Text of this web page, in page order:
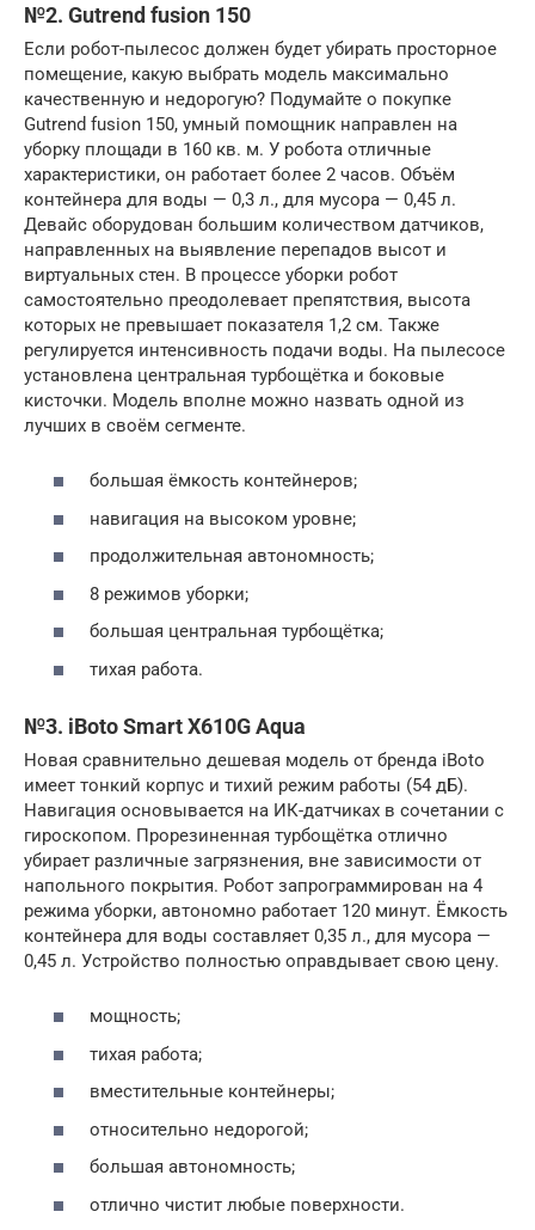
№2. Gutrend fusion 150
Если робот-пылесос должен будет убирать просторное
помещение, какую выбрать модель максимально
качественную и недорогую? Подумайте о покупке
Gutrend fusion 150, умный помощник направлен на
уборку площади в 160 кв. м. У робота отличные
характеристики, он работает более 2 часов. Объём
контейнера для воды — 0,3 л., для мусора — 0,45 л.
Девайс оборудован большим количеством датчиков,
направленных на выявление перепадов высот и
виртуальных стен. В процессе уборки робот
самостоятельно преодолевает препятствия, высота
которых не превышает показателя 1,2 см. Также
регулируется интенсивность подачи воды. На пылесосе
установлена центральная турбощётка и боковые
кисточки. Модель вполне можно назвать одной из
лучших в своём сегменте.
большая ёмкость контейнеров;
навигация на высоком уровне;
продолжительная автономность;
8 режимов уборки;
большая центральная турбощётка;
тихая работа.
№3. iBoto Smart X610G Aqua
Новая сравнительно дешевая модель от бренда iBoto
имеет тонкий корпус и тихий режим работы (54 дБ).
Навигация основывается на ИК-датчиках в сочетании с
гироскопом. Прорезиненная турбощётка отлично
убирает различные загрязнения, вне зависимости от
напольного покрытия. Робот запрограммирован на 4
режима уборки, автономно работает 120 минут. Ёмкость
контейнера для воды составляет 0,35 л., для мусора —
0,45 л. Устройство полностью оправдывает свою цену.
мощность;
тихая работа;
вместительные контейнеры;
относительно недорогой;
большая автономность;
отлично чистит любые поверхности.